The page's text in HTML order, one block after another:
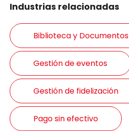
Industrias relacionadas
Biblioteca y Documentos
Gestión de eventos
Gestión de fidelización
Pago sin efectivo